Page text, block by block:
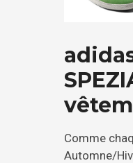
Comme
Automne/